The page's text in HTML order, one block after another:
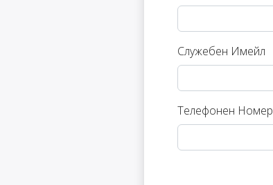
Служебен Имейл
Телефонен Номер